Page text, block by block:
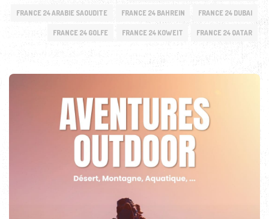
FRANCE 24 ARABIE SAOUDITE FRANCE 24 BAHREIN FRANCE 24 DUBAI
FRANCE 24 GOLFE FRANCE 24 KOWEIT FRANCE 24 QATAR